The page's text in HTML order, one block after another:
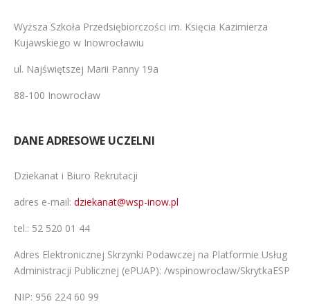
Wyższa Szkoła Przedsiębiorczości im. Księcia Kazimierza
Kujawskiego w Inowrocławiu
ul. Najświętszej Marii Panny 19a
88-100 Inowrocław
DANE ADRESOWE UCZELNI
Dziekanat i Biuro Rekrutacji
adres e-mail: dziekanat@wsp-inow.pl
tel.: 52 520 01 44
Adres Elektronicznej Skrzynki Podawczej na Platformie Usług
Administracji Publicznej (ePUAP): /wspinowroclaw/SkrytkaESP
NIP: 956 224 60 99